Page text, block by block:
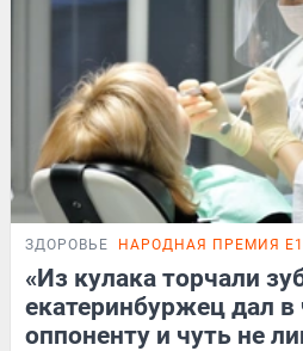
ЗДОРОВЬЕ НАРОДНАЯ ПРЕМИЯ
«Из кулака торчали
екатеринбуржец дал
оппоненту и чуть не